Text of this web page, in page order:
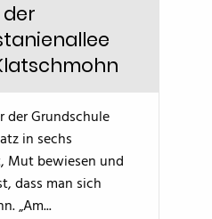
der Grundschule
in sechs
Mut bewiesen und
dass man sich
„Am...